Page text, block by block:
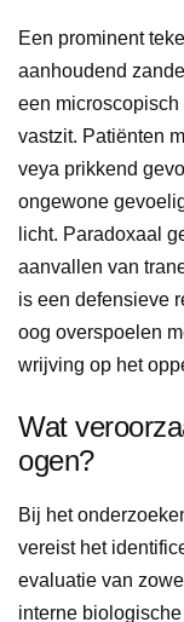
Een prominent
aanhoudend
een
vastzit. Patiënten
veya prikkend
ongewone
licht. Paradoxaal
aanvallen van
is een defensieve
oog overspoelen
wrijving op het
Wat
ogen?
Bij het
vereist het
evaluatie van
interne